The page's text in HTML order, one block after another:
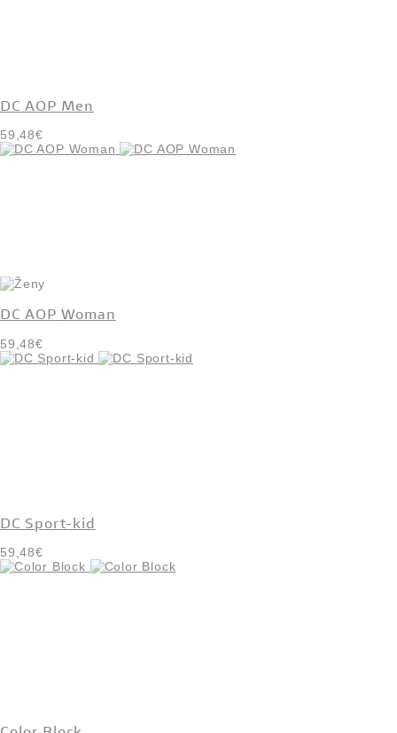
DC AOP Men
59,48€
DC AOP Woman
59,48€
DC Sport-kid
59,48€